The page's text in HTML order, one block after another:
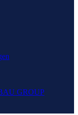
GROUP